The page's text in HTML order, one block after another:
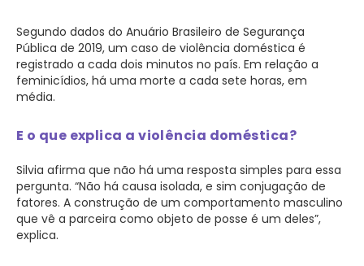
Segundo dados do Anuário Brasileiro de Segurança
Pública de 2019, um caso de violência doméstica é
registrado a cada dois minutos no país. Em relação a
feminicídios, há uma morte a cada sete horas, em
média.
E o que explica a violência doméstica?
Silvia afirma que não há uma resposta simples para essa
pergunta. “Não há causa isolada, e sim conjugação de
fatores. A construção de um comportamento masculino
que vê a parceira como objeto de posse é um deles”,
explica.